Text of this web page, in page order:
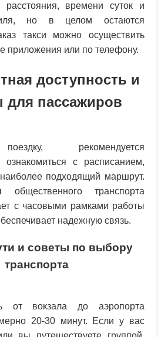
расстояния, времени суток и
но в целом остаются
такси можно осуществить
приложения или по телефону.
доступность и
для пассажиров
рекомендуется
ознакомиться с расписанием,
подходящий маршрут.
транспорта
с часовыми рамками работы
надежную связь.
и советы по выбору
транспорта
от вокзала до аэропорта
20-30 минут. Если у вас